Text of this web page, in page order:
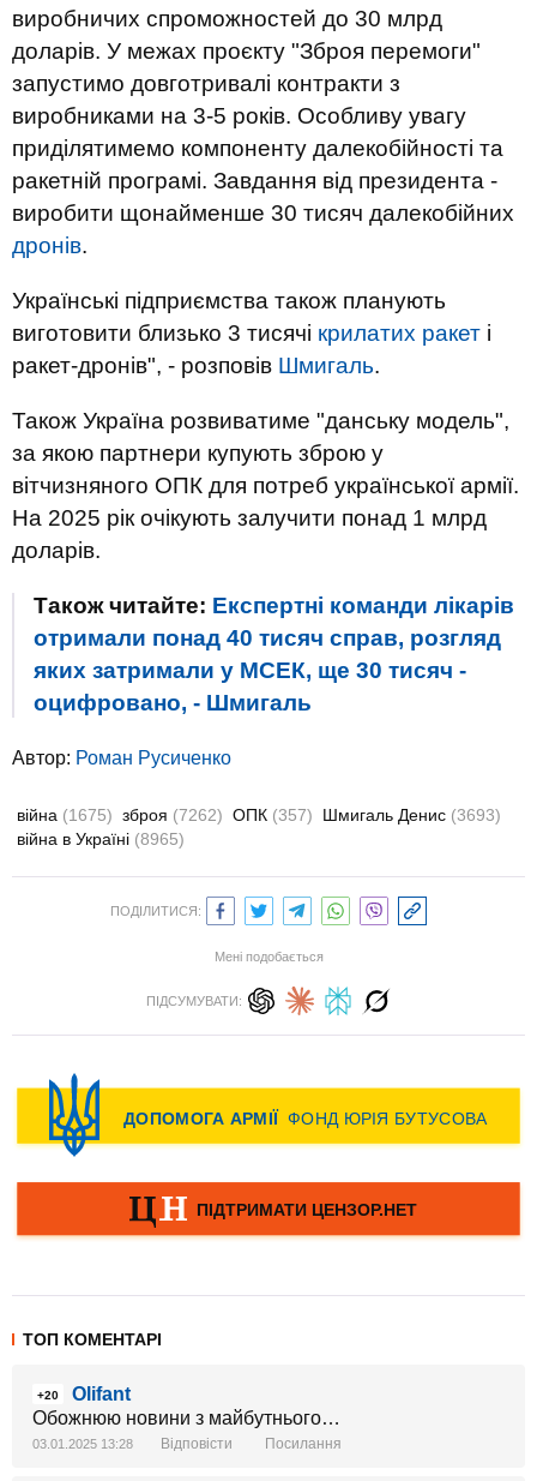
виробничих спроможностей до 30 млрд
доларів. У межах проєкту "Зброя перемоги"
запустимо довготривалі контракти з
виробниками на 3-5 років. Особливу увагу
приділятимемо компоненту далекобійності та
ракетній програмі. Завдання від президента -
виробити щонайменше 30 тисяч далекобійних
дронів.
Українські підприємства також планують
виготовити близько 3 тисячі крилатих ракет і
ракет-дронів", - розповів Шмигаль.
Також Україна розвиватиме "данську модель",
за якою партнери купують зброю у
вітчизняного ОПК для потреб української армії.
На 2025 рік очікують залучити понад 1 млрд
доларів.
Також читайте: Експертні команди лікарів
отримали понад 40 тисяч справ, розгляд
яких затримали у МСЕК, ще 30 тисяч -
оцифровано, - Шмигаль
Автор: Роман Русиченко
війна (1675) зброя (7262) ОПК (357) Шмигаль Денис (3693)
війна в Україні (8965)
ПОДІЛИТИСЯ:
Мені подобається
ПІДСУМУВАТИ:
ТОП КОМЕНТАРІ
+20
Olifant
Обожнюю новини з майбутнього…
03.01.2025 13:28 Відповісти Посилання